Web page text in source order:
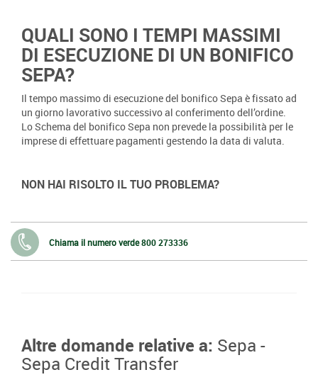
QUALI SONO I TEMPI MASSIMI
DI ESECUZIONE DI UN BONIFICO
SEPA?
Il tempo massimo di esecuzione del bonifico Sepa è fissato ad
un giorno lavorativo successivo al conferimento dell’ordine.
Lo Schema del bonifico Sepa non prevede la possibilità per le
imprese di effettuare pagamenti gestendo la data di valuta.
NON HAI RISOLTO IL TUO PROBLEMA?
Chiama il numero verde800 273336
Altre domande relative a: Sepa -
Sepa Credit Transfer